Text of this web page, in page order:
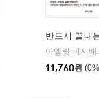
반드시 끝내
11,760원